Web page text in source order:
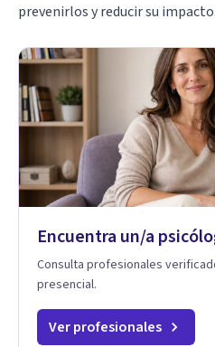
prevenirlos y reducir su impacto.
Encuentra un/a
Consulta profesionales
presencial.
Ver profesionales